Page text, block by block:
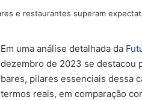
Em uma análise detalhada da
dezembro de 2023 se destacou
bares, pilares essenciais dessa
termos reais, em comparação